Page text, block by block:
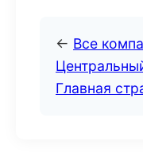
← Все
Главная